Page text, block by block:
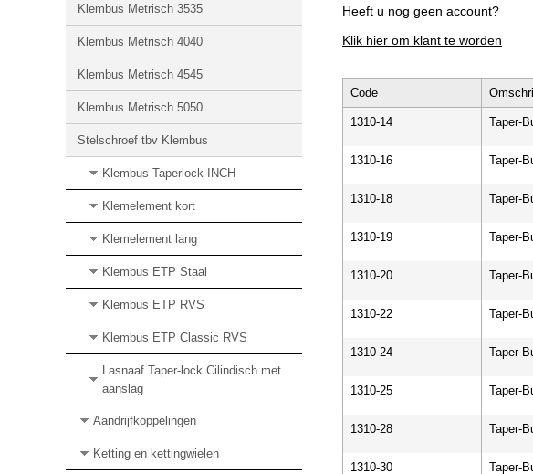
Klembus Metrisch 3535
Klembus Metrisch 4040
Klembus Metrisch 4545
Klembus Metrisch 5050
Stelschroef tbv Klembus
Klembus Taperlock INCH
Klemelement kort
Klemelement lang
Klembus ETP Staal
Klembus ETP RVS
Klembus ETP Classic RVS
Lasnaaf Taper-lock Cilindisch met
aanslag
Aandrijfkoppelingen
Ketting en kettingwielen
Heeft u nog geen account?
Klik hier om klant te worden
Code
1310-14 Taper-
1310-16 Taper-
1310-18 Taper-
1310-19 Taper-
1310-20 Taper-
1310-22 Taper-
1310-24 Taper-
1310-25 Taper-
1310-28 Taper-
1310-30 Taper-